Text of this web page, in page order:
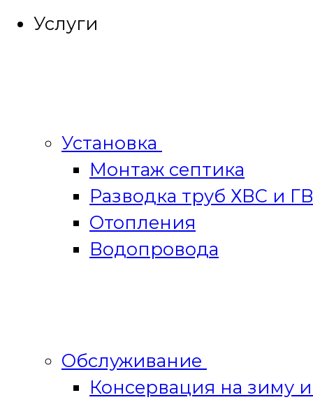
Услуги
Установка
Монтаж септика
Разводка труб ХВС и
Отопления
Водопровода
Обслуживание
Консервация на зиму